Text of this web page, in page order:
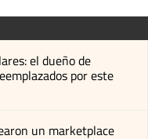
el dueño de
por este
un marketplace